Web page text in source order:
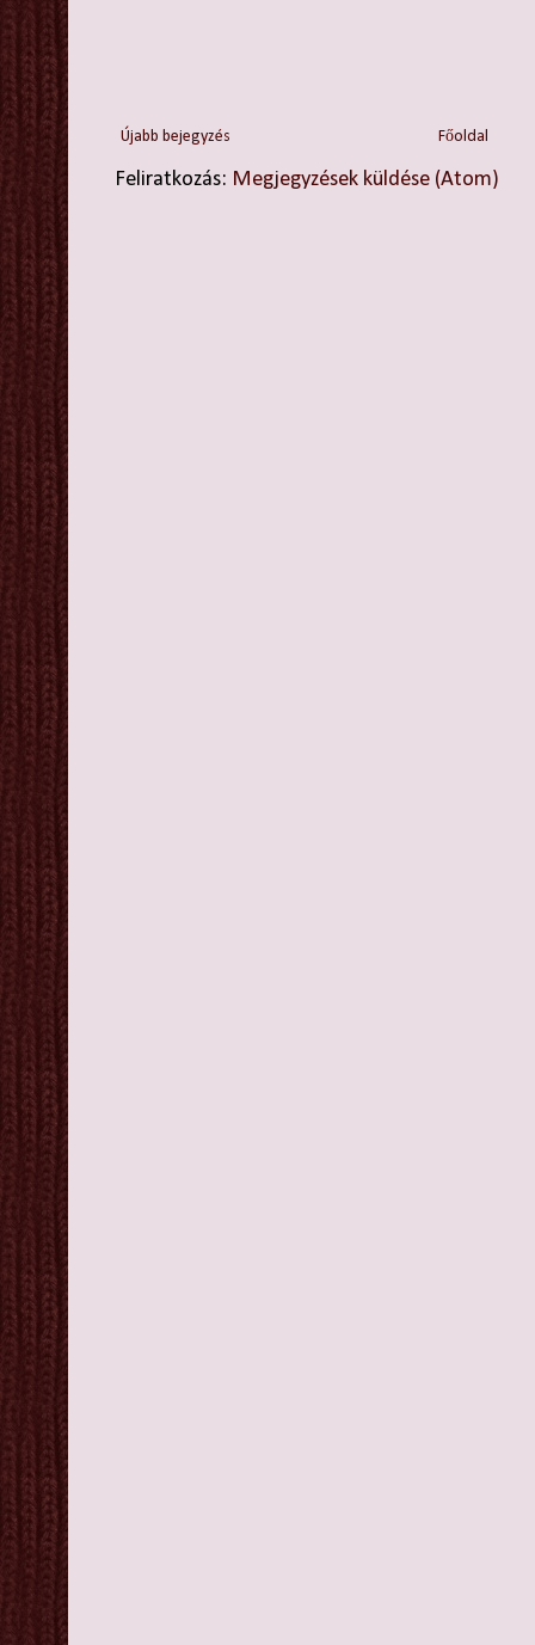
Újabb bejegyzés Főoldal
Feliratkozás: Megjegyzések küldése (Atom)